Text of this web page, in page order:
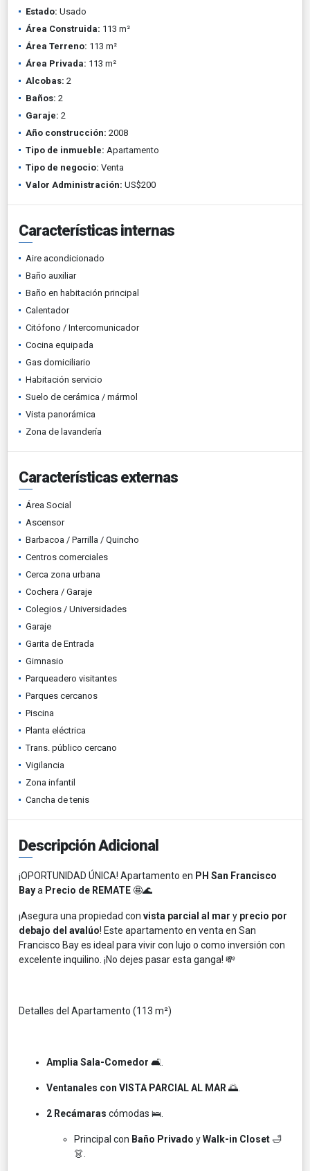
Estado: Usado
Área Construida: 113 m²
Área Terreno: 113 m²
Área Privada: 113 m²
Alcobas: 2
Baños: 2
Garaje: 2
Año construcción: 2008
Tipo de inmueble: Apartamento
Tipo de negocio: Venta
Valor Administración: US$200
Características internas
Aire acondicionado
Baño auxiliar
Baño en habitación principal
Calentador
Citófono / Intercomunicador
Cocina equipada
Gas domiciliario
Habitación servicio
Suelo de cerámica / mármol
Vista panorámica
Zona de lavandería
Características externas
Área Social
Ascensor
Barbacoa / Parrilla / Quincho
Centros comerciales
Cerca zona urbana
Cochera / Garaje
Colegios / Universidades
Garaje
Garita de Entrada
Gimnasio
Parqueadero visitantes
Parques cercanos
Piscina
Planta eléctrica
Trans. público cercano
Vigilancia
Zona infantil
Cancha de tenis
Descripción Adicional
¡OPORTUNIDAD ÚNICA! Apartamento en PH San Francisco
Baya Precio de REMATE🤩🌊
¡Asegura una propiedad con vista parcial al mar y precio por
debajo del avalúo! Este apartamento en venta en San
Francisco Bay es ideal para vivir con lujo o como inversión con
excelente inquilino. ¡No dejes pasar esta ganga! 💸
Detalles del Apartamento (113 m²)
Amplia Sala-Comedor 🛋️.
Ventanales con VISTA PARCIAL AL MAR 🌅.
2 Recámaras cómodas 🛌.
Principal con Baño Privado yWalk-in Closet🛁
👗.